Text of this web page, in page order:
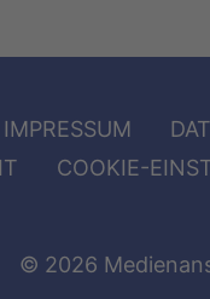
IMPRESSUM
COOKIE-
© 2026